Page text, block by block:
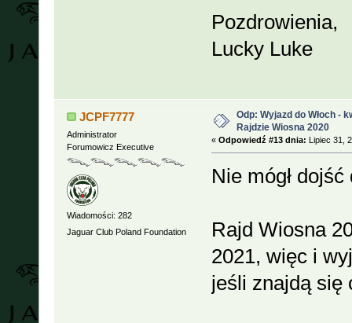
Pozdrowienia,
Lucky Luke
JCPF7777
Administrator
Forumowicz Executive
Wiadomości: 282
Jaguar Club Poland Foundation
Odp: Wyjazd do Włoch -
Rajdzie Wiosna 2020
« Odpowiedź #13 dnia: Lipiec 31,
Nie mógł
Rajd Wiosna
2021, więc i
jeśli znajdą się